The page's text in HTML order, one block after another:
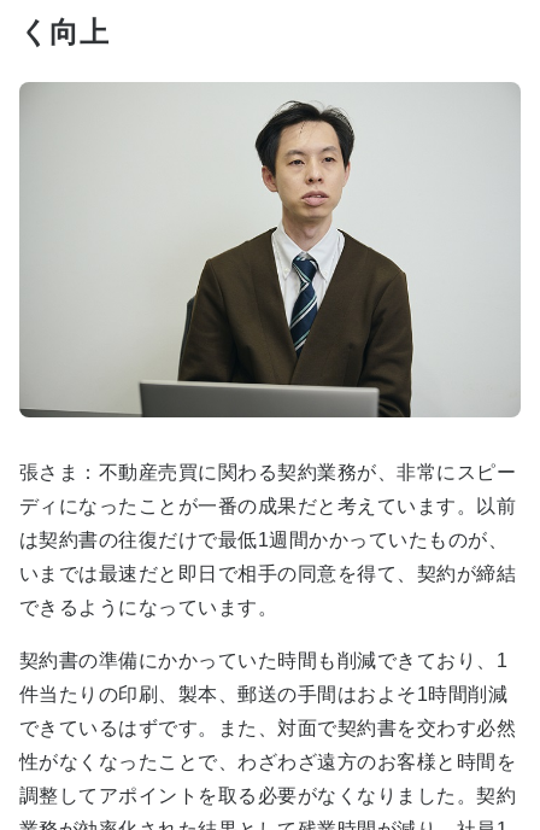
く向上
張さま：不動産売買に関わる契約業務が、非常にスピー
ディになったことが一番の成果だと考えています。以前
は契約書の往復だけで最低1週間かかっていたものが、
いまでは最速だと即日で相手の同意を得て、契約が締結
できるようになっています。
契約書の準備にかかっていた時間も削減できており、1
件当たりの印刷、製本、郵送の手間はおよそ1時間削減
できているはずです。また、対面で契約書を交わす必然
性がなくなったことで、わざわざ遠方のお客様と時間を
調整してアポイントを取る必要がなくなりました。契約